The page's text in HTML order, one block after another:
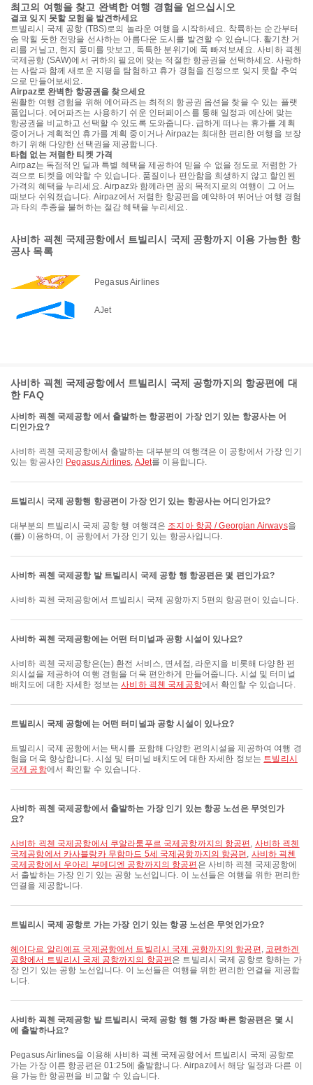
최고의 여행을 찾고 완벽한 여행 경험을 얻으십시오
결코 잊지 못할 모험을 발견하세요
트빌리시 국제 공항 (TBS)로의 놀라운 여행을 시작하세요. 착륙하는 순간부터
숨 막힐 듯한 전망을 선사하는 아름다운 도시를 발견할 수 있습니다. 활기찬 거
리를 거닐고, 현지 풍미를 맛보고, 독특한 분위기에 푹 빠져보세요. 사비하 괵첸
국제공항 (SAW)에서 귀하의 필요에 맞는 적절한 항공권을 선택하세요. 사랑하
는 사람과 함께 새로운 지평을 탐험하고 휴가 경험을 진정으로 잊지 못할 추억
으로 만들어보세요.
Airpaz로 완벽한 항공권을 찾으세요
원활한 여행 경험을 위해 에어파즈는 최적의 항공권 옵션을 찾을 수 있는 플랫
폼입니다. 에어파즈는 사용하기 쉬운 인터페이스를 통해 일정과 예산에 맞는
항공권을 비교하고 선택할 수 있도록 도와줍니다. 급하게 떠나는 휴가를 계획
중이거나 계획적인 휴가를 계획 중이거나 Airpaz는 최대한 편리한 여행을 보장
하기 위해 다양한 선택권을 제공합니다.
타협 없는 저렴한 티켓 가격
Airpaz는 독점적인 딜과 특별 혜택을 제공하여 믿을 수 없을 정도로 저렴한 가
격으로 티켓을 예약할 수 있습니다. 품질이나 편안함을 희생하지 않고 할인된
가격의 혜택을 누리세요. Airpaz와 함께라면 꿈의 목적지로의 여행이 그 어느
때보다 쉬워졌습니다. Airpaz에서 저렴한 항공편을 예약하여 뛰어난 여행 경험
과 타의 추종을 불허하는 절감 혜택을 누리세요.
사비하 괵첸 국제공항에서 트빌리시 국제 공항까지 이용 가능한 항
공사 목록
Pegasus Airlines
AJet
사비하 괵첸 국제공항에서 트빌리시 국제 공항까지의 항공편에 대
한 FAQ
사비하 괵첸 국제공항 에서 출발하는 항공편이 가장 인기 있는 항공사는 어
디인가요?
사비하 괵첸 국제공항에서 출발하는 대부분의 여행객은 이 공항에서 가장 인기
있는 항공사인 Pegasus Airlines, AJet를 이용합니다.
트빌리시 국제 공항행 항공편이 가장 인기 있는 항공사는 어디인가요?
대부분의 트빌리시 국제 공항 행 여행객은 조지아 항공 / Georgian Airways을
(를) 이용하며, 이 공항에서 가장 인기 있는 항공사입니다.
사비하 괵첸 국제공항 발 트빌리시 국제 공항 행 항공편은 몇 편인가요?
사비하 괵첸 국제공항에서 트빌리시 국제 공항까지 5편의 항공편이 있습니다.
사비하 괵첸 국제공항에는 어떤 터미널과 공항 시설이 있나요?
사비하 괵첸 국제공항은(는) 환전 서비스, 면세점, 라운지을 비롯해 다양한 편
의시설을 제공하여 여행 경험을 더욱 편안하게 만들어줍니다. 시설 및 터미널
배치도에 대한 자세한 정보는사비하 괵첸 국제공항에서 확인할 수 있습니다.
트빌리시 국제 공항에는 어떤 터미널과 공항 시설이 있나요?
트빌리시 국제 공항에서는 택시를 포함해 다양한 편의시설을 제공하여 여행 경
험을 더욱 향상합니다. 시설 및 터미널 배치도에 대한 자세한 정보는 트빌리시
국제 공항에서 확인할 수 있습니다.
사비하 괵첸 국제공항에서 출발하는 가장 인기 있는 항공 노선은 무엇인가
요?
사비하 괵첸 국제공항에서 쿠알라룸푸르 국제공항까지의 항공편 , 사비하 괵첸
국제공항에서 카사블랑카 무함마드 5세 국제공항까지의 항공편 , 사비하 괵첸
국제공항에서 우아리 부메디엔 공항까지의 항공편 은 사비하 괵첸 국제공항에
서 출발하는 가장 인기 있는 공항 노선입니다. 이 노선들은 여행을 위한 편리한
연결을 제공합니다.
트빌리시 국제 공항로 가는 가장 인기 있는 항공 노선은 무엇인가요?
헤이다르 알리예프 국제공항에서 트빌리시 국제 공항까지의 항공편 , 코펜하겐
공항에서 트빌리시 국제 공항까지의 항공편 은 트빌리시 국제 공항로 향하는 가
장 인기 있는 공항 노선입니다. 이 노선들은 여행을 위한 편리한 연결을 제공합
니다.
사비하 괵첸 국제공항 발 트빌리시 국제 공항 행 행 가장 빠른 항공편은 몇 시
에 출발하나요?
Pegasus Airlines을 이용해 사비하 괵첸 국제공항에서 트빌리시 국제 공항로
가는 가장 이른 항공편은 01:25에 출발합니다. Airpaz에서 해당 일정과 다른 이
용 가능한 항공편을 비교할 수 있습니다.